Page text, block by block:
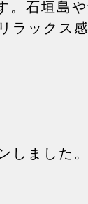
。石垣島
ラックス
しました。